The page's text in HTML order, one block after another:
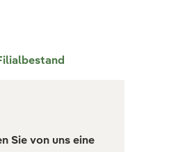
Sie von uns eine